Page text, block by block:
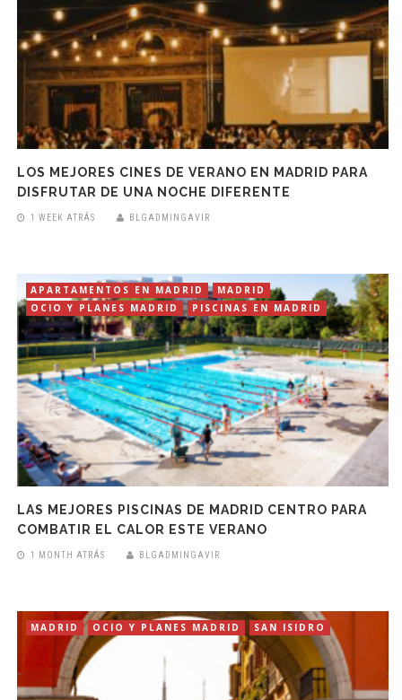
LOS MEJORES CINES DE VERANO EN MADRID PARA
DISFRUTAR DE UNA NOCHE DIFERENTE
1 WEEK ATRÁS BLGADMINGAVIR
APARTAMENTOS EN MADRID
MADRID
OCIO Y PLANES MADRID
PISCINAS EN MADRID
LAS MEJORES PISCINAS DE MADRID CENTRO PARA
COMBATIR EL CALOR ESTE VERANO
1 MONTH ATRÁS BLGADMINGAVIR
MADRID OCIO Y PLANES MADRID SAN ISIDRO